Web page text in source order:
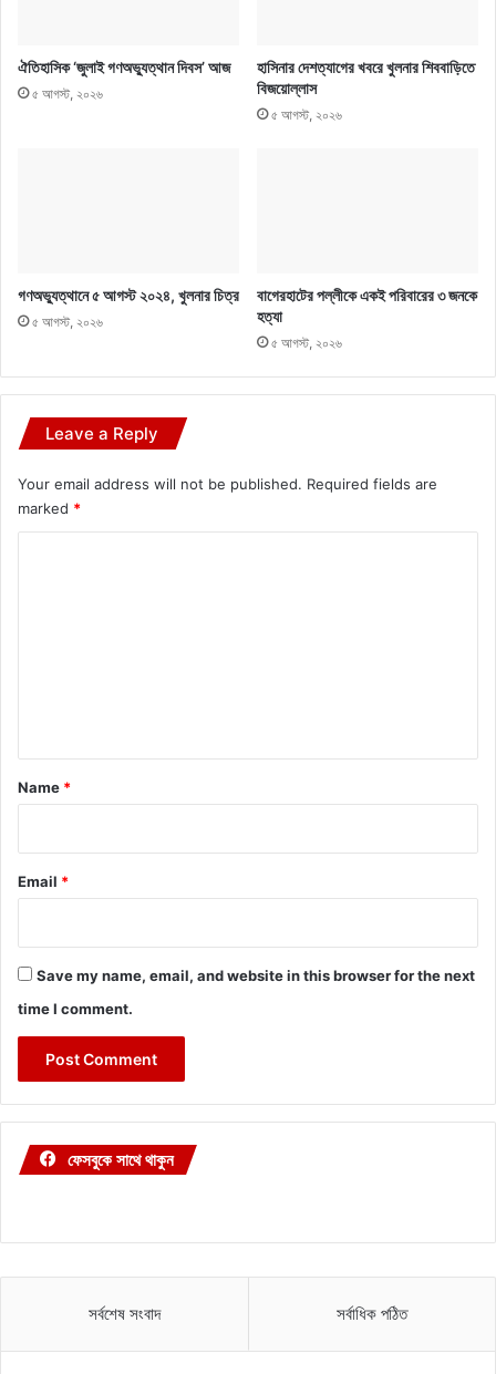
ঐতিহাসিক ‘জুলাই গণঅভ্যুত্থান দিবস’ আজ
৫ আগস্ট, ২০২৬
হাসিনার দেশত্যাগের খবরে খুলনার শিববাড়িতে
বিজয়োল্লাস
৫ আগস্ট, ২০২৬
গণঅভ্যুত্থানে ৫ আগস্ট ২০২৪, খুলনার চিত্র
৫ আগস্ট, ২০২৬
বাগেরহাটের পল্লীকে একই পরিবারের ৩ জনকে
হত্যা
৫ আগস্ট, ২০২৬
Leave a Reply
Your email address will not be published. Required fields are
marked *
*
Name *
Email *
Save my name, email, and website in this browser for the next
time I comment.
ফেসবুকে সাথে থাকুন
সর্বশেষ সংবাদ সর্বাধিক পঠিত